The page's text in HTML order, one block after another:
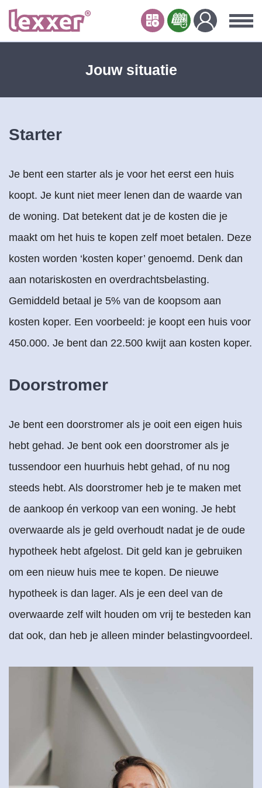
Jouw situatie
Starter
Je bent een starter als je voor het eerst een huis
koopt. Je kunt niet meer lenen dan de waarde van
de woning. Dat betekent dat je de kosten die je
maakt om het huis te kopen zelf moet betalen. Deze
kosten worden ‘kosten koper’ genoemd. Denk dan
aan notariskosten en overdrachtsbelasting.
Gemiddeld betaal je 5% van de koopsom aan
kosten koper. Een voorbeeld: je koopt een huis voor
450.000. Je bent dan 22.500 kwijt aan kosten koper.
Doorstromer
Je bent een doorstromer als je ooit een eigen huis
hebt gehad. Je bent ook een doorstromer als je
tussendoor een huurhuis hebt gehad, of nu nog
steeds hebt. Als doorstromer heb je te maken met
de aankoop én verkoop van een woning. Je hebt
overwaarde als je geld overhoudt nadat je de oude
hypotheek hebt afgelost. Dit geld kan je gebruiken
om een nieuw huis mee te kopen. De nieuwe
hypotheek is dan lager. Als je een deel van de
overwaarde zelf wilt houden om vrij te besteden kan
dat ook, dan heb je alleen minder belastingvoordeel.